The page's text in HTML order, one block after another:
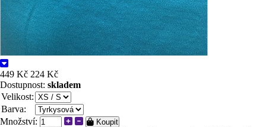
449 Kč 224 Kč
Dostupnost: skladem
Velikost:
Barva:
Množství:
Koupit